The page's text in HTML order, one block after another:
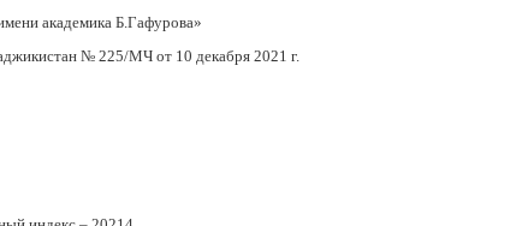
академика Б.Гафурова»
№ 225/МЧ от 10 декабря 2021 г.